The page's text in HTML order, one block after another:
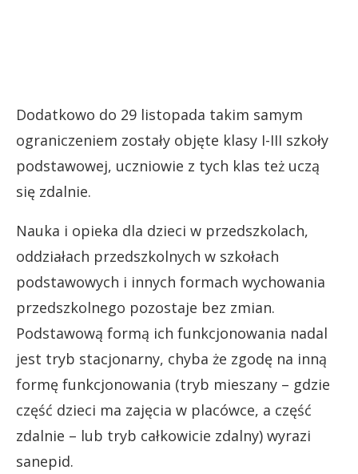
Dodatkowo do 29 listopada takim samym
ograniczeniem zostały objęte klasy I-III szkoły
podstawowej, uczniowie z tych klas też uczą
się zdalnie.
Nauka i opieka dla dzieci w przedszkolach,
oddziałach przedszkolnych w szkołach
podstawowych i innych formach wychowania
przedszkolnego pozostaje bez zmian.
Podstawową formą ich funkcjonowania nadal
jest tryb stacjonarny, chyba że zgodę na inną
formę funkcjonowania (tryb mieszany – gdzie
część dzieci ma zajęcia w placówce, a część
zdalnie – lub tryb całkowicie zdalny) wyrazi
sanepid.